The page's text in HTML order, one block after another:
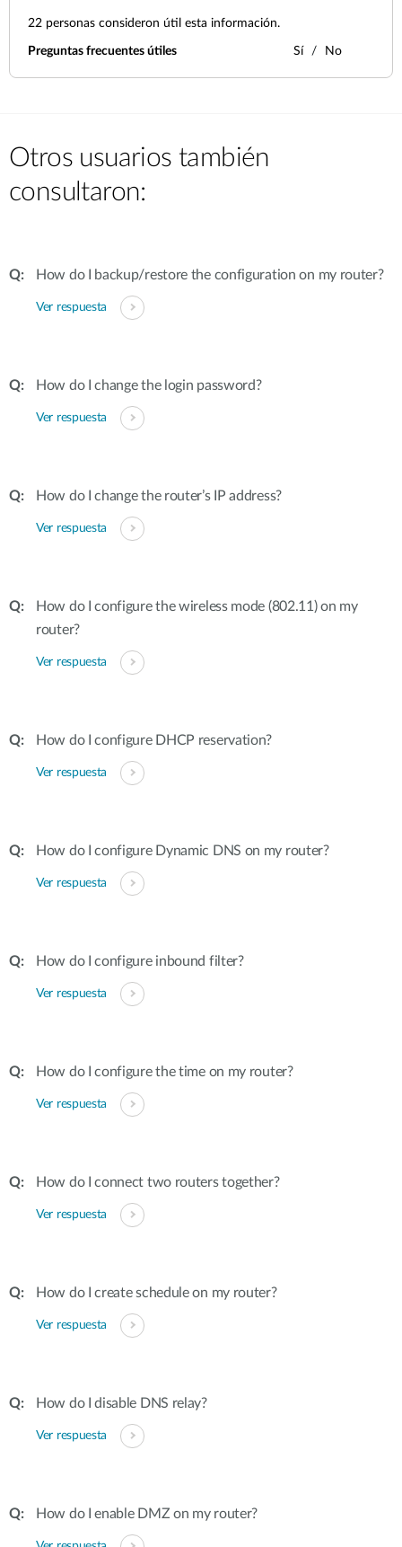
22 personas consideron útil esta información.
Preguntas frecuentes útiles Sí No
Otros usuarios también
consultaron:
How do I backup/restore the configuration on my router?
Ver respuesta
How do I change the login password?
Ver respuesta
How do I change the router’s IP address?
Ver respuesta
How do I configure the wireless mode (802.11) on my
router?
Ver respuesta
How do I configure DHCP reservation?
Ver respuesta
How do I configure Dynamic DNS on my router?
Ver respuesta
How do I configure inbound filter?
Ver respuesta
How do I configure the time on my router?
Ver respuesta
How do I connect two routers together?
Ver respuesta
How do I create schedule on my router?
Ver respuesta
How do I disable DNS relay?
Ver respuesta
How do I enable DMZ on my router?